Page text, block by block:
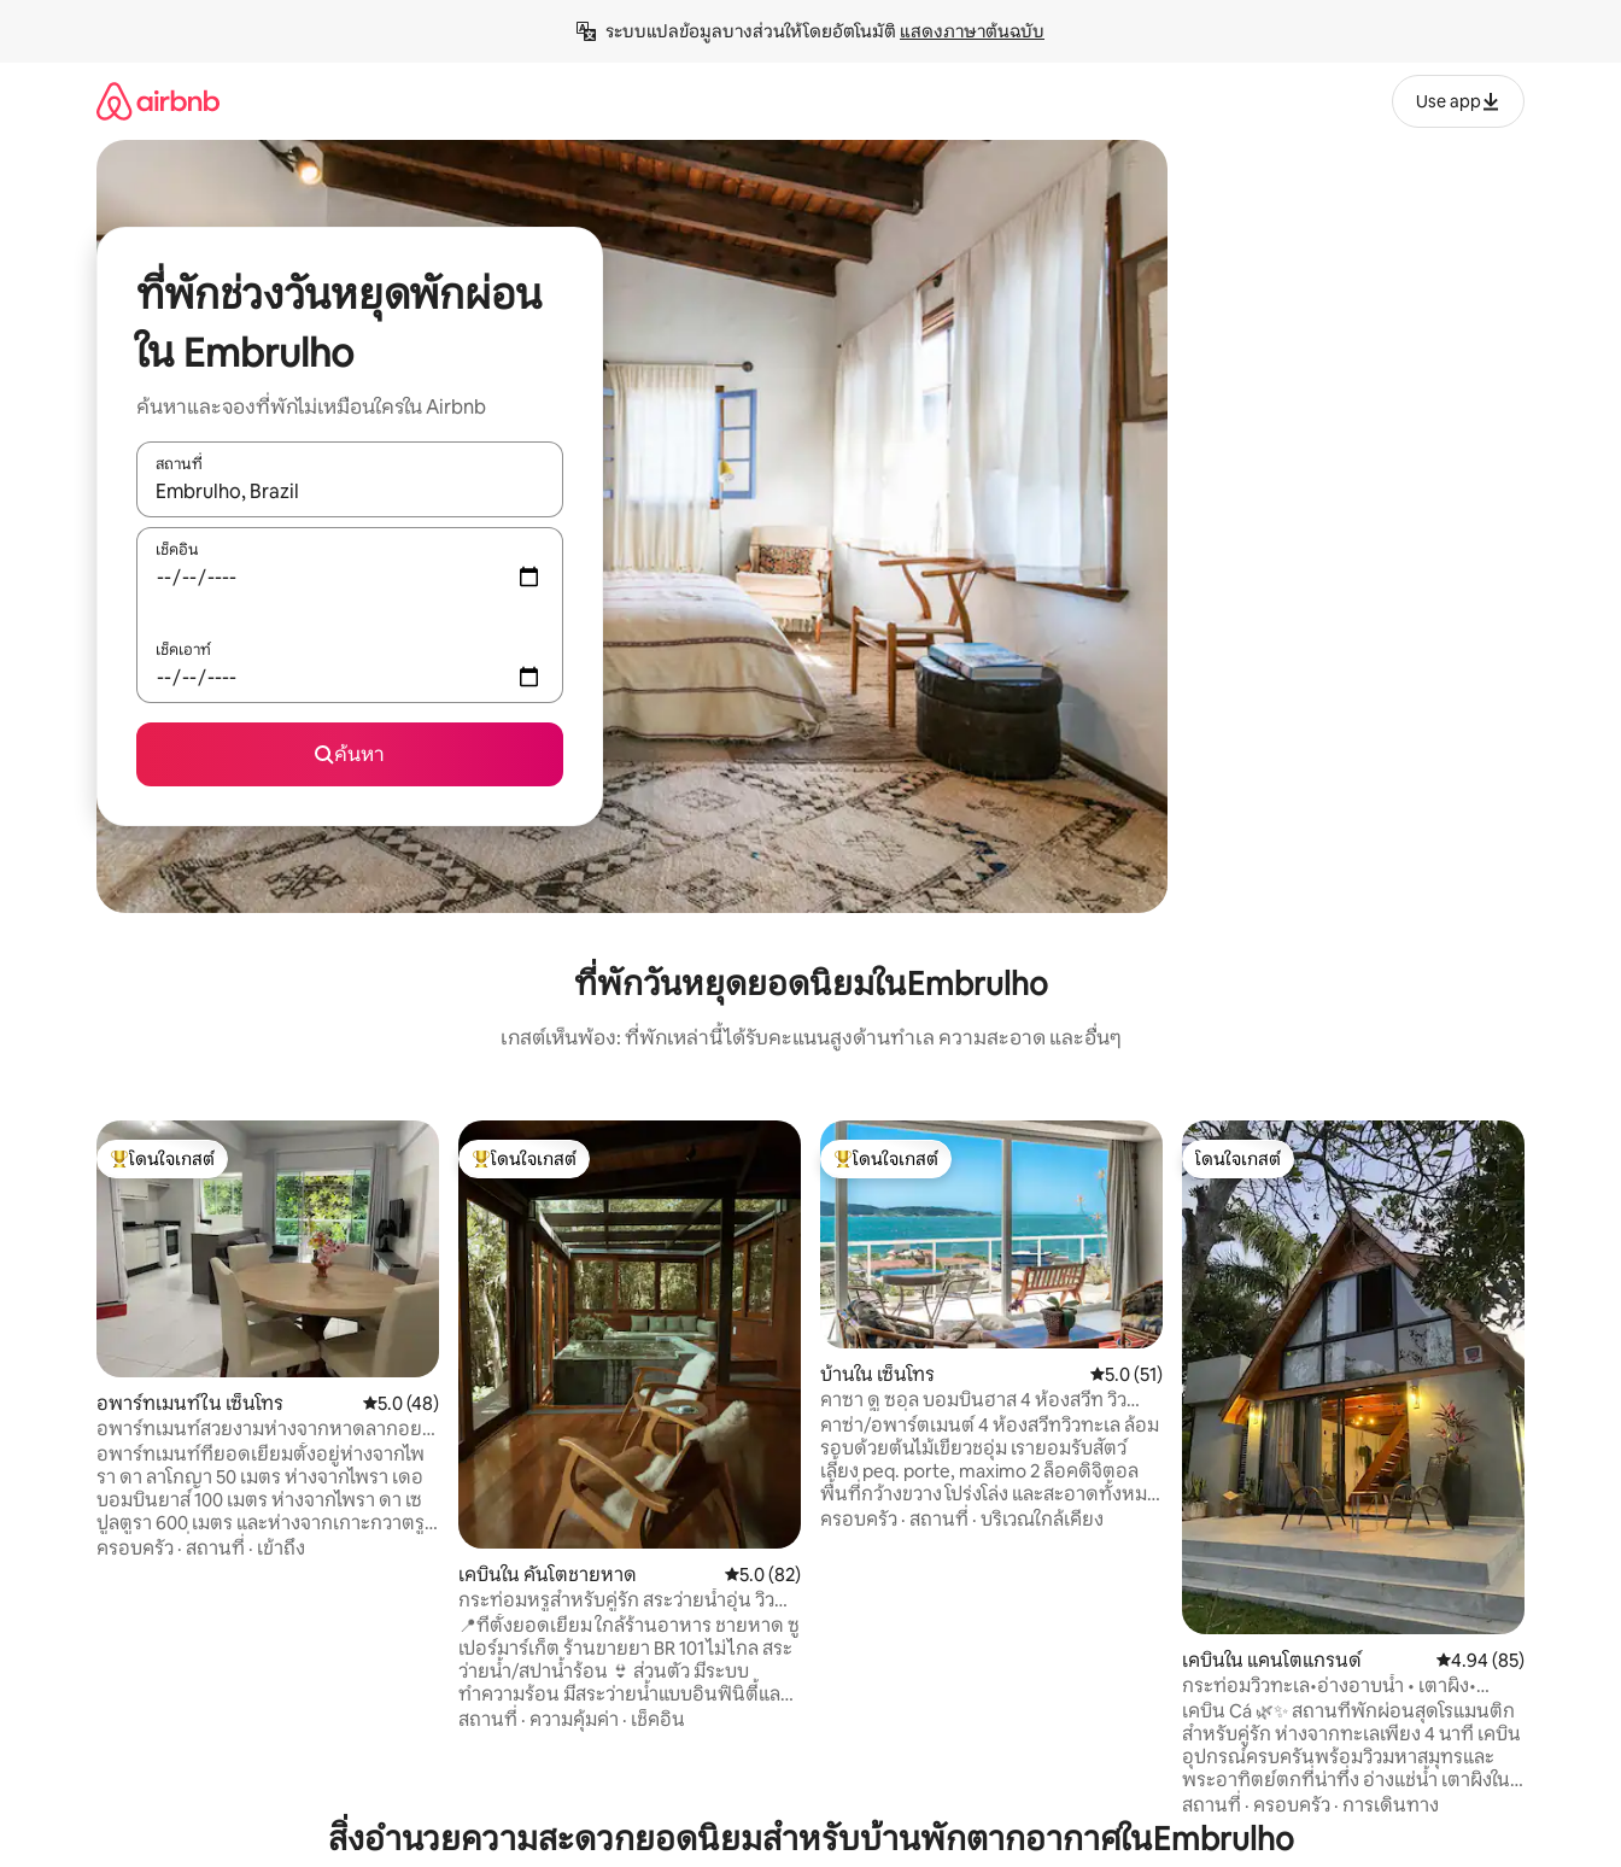
ระบบแปลข้อมูลบางส่วนให้โดยอัตโนมัติ แสดงภาษาต้นฉบับ
Use app
ที่พักช่วงวันหยุดพักผ่อน
ใน Embrulho
ค้นหาและจองที่พักไม่เหมือนใครใน Airbnb
สถานที่
ใช้ลูกศรขึ้นลง หรือใช้การสัมผัสหรือปัด เพื่อสำรวจผลการค้นหา
เช็คอิน
เช็คเอาท์
ค้นหา
ที่พักวันหยุดยอดนิยมในEmbrulho
เกสต์เห็นพ้อง: ที่พักเหล่านี้ได้รับคะแนนสูงด้านทำเล ความสะอาด และอื่นๆ
โดนใจเกสต์ที่สุด
โดนใจเกสต์
อพาร์ทเมนท์ใน เซ็นโทร คะแนนเฉลี่ย 5.0 จาก 5, 48 รีวิว
5.0 (48)
อพาร์ทเมนท์สวยงามห่างจากหาดลากอย
ญา/บอมบินยาส์ 50 เมตร
อพาร์ทเมนท์ที่ยอดเยี่ยมตั้งอยู่ห่างจากไพ
รา ดา ลาโกญา 50 เมตร ห่างจากไพรา เดอ
บอมบินยาส์ 100 เมตร ห่างจากไพรา ดา เซ
ปูลตูรา 600 เมตร และห่างจากเกาะกวาตรู
800 เมตร ที่พักตกแต่งครบครัน มี 2 ห้อง
ครอบครัว · สถานที่ · เข้าถึง
โดนใจเกสต์ที่สุด
โดนใจเกสต์
เคบินใน คันโตชายหาด คะแนนเฉลี่ย 5.0 จาก 5, 82 รีวิว
5.0 (82)
กระท่อมหรูสำหรับคู่รัก สระว่ายน้ำอุ่น วิว
ทะเล
📍ที่ตั้งยอดเยี่ยม ใกล้ร้านอาหาร ชายหาด ซู
เปอร์มาร์เก็ต ร้านขายยา BR 101 ไม่ไกล สระ
ว่ายน้ำ/สปาน้ำร้อน 👙 ส่วนตัว มีระบบ
ทำความร้อน มีสระว่ายน้ำแบบอินฟินิตี้และ
เพดานกระจก 🌳 🌊 ธรรมชาติและความเป็น
นำมาซึ่งความหรูหราและความสะดวกสบาย
ประสบการณ์ 💍 ที่สมบูรณ์ เหมาะสำหรับ
สถานที่ · ความคุ้มค่า · เช็คอิน
โดนใจเกสต์ที่สุด
โดนใจเกสต์
บ้านใน เซ็นโทร คะแนนเฉลี่ย 5.0 จาก 5, 51 รีวิว
5.0 (51)
คาซา ดู ซอล บอมบินฮาส 4 ห้องสวีท วิว
ทะเลที่น่าทึ่ง
คาซ่า/อพาร์ตเมนต์ 4 ห้องสวีทวิวทะเล ล้อม
รอบด้วยต้นไม้เขียวชอุ่ม เรายอมรับสัตว์
เลี้ยง peq. porte, maximo 2 ล็อคดิจิตอล
พื้นที่กว้างขวาง โปร่งโล่ง และสะอาดทั้งหมด
ทำเลเงียบสงบและปลอดภัย ห่างจากหาด
ครอบครัว · สถานที่ · บริเวณใกล้เคียง
โดนใจเกสต์
โดนใจเกสต์
เคบินใน แคนโตแกรนด์ คะแนนเฉลี่ย 4.94 จาก
4.94 (85)
กระท่อมวิวทะเล•อ่างอาบน้ำ • เตาผิง•
พระอาทิตย์ตก
เคบิน Cá 🌿✨ สถานที่พักผ่อนสุดโรแมนติก
สำหรับคู่รัก ห่างจากทะเลเพียง 4 นาที เคบิน
อุปกรณ์ครบครันพร้อมวิวมหาสมุทรและ
พระอาทิตย์ตกที่น่าทึ่ง อ่างแช่น้ำ เตาผิงใน
ร่มและกลางแจ้ง เตียงนอนสบาย
ผ้าปูที่นอนและผ้าเช็ดตัว เครื่องปรับอากาศ
Wi-Fi สมาร์ททีวี และห้องครัวที่มีอุปกรณ์
สถานที่ · ครอบครัว · การเดินทาง
สิ่งอำนวยความสะดวกยอดนิยมสำหรับบ้านพักตากอากาศในEmbrulho